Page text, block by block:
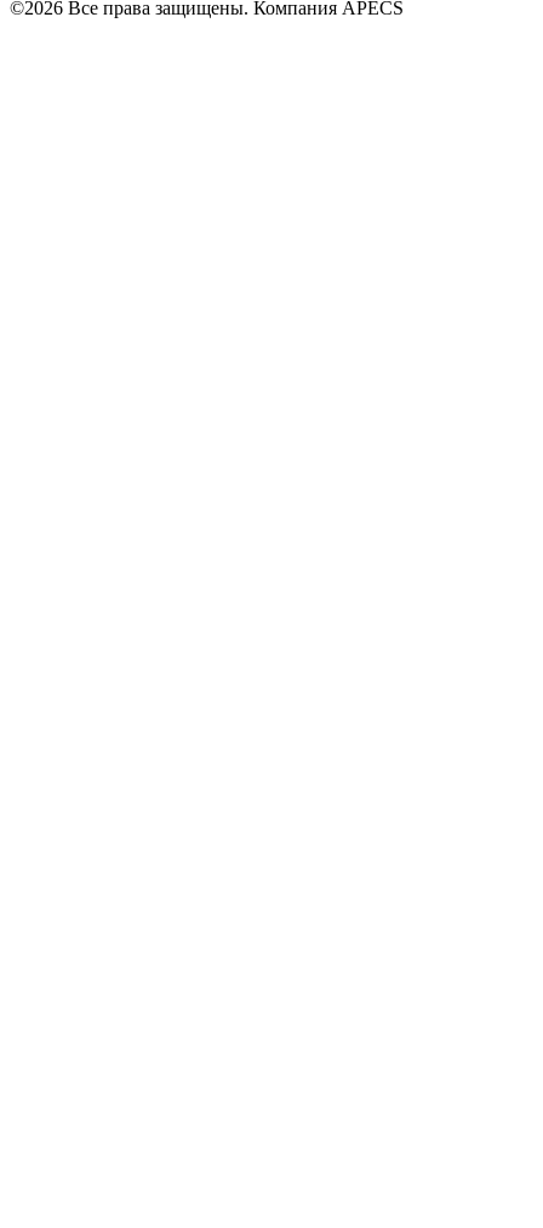
©2026 Все права защищены. Компания APECS